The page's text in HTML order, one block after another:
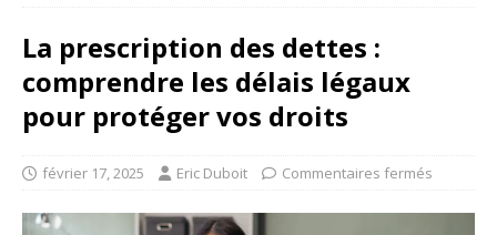
La prescription des dettes :
comprendre les délais légaux
pour protéger vos droits
février 17, 2025 Eric Duboit Commentaires fermés